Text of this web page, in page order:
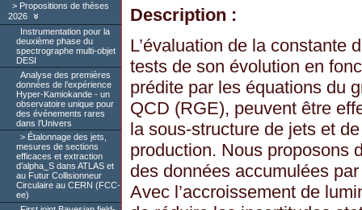
Propositions de thèses
2026
Instrumentation pour la
deuxième phase du
spectrographe multi-objet
DESI
Analyse des premières
données de l’expérience
Hyper-Kamiokande - un
observatoire unique pour
des événements rares
dans l’Univers
Étalonnage des jets,
mesures de sections
efficaces et extraction
d’alpha_S dans ATLAS et
au Futur Collisionneur
Circulaire au CERN (FCC-
ee)
Description :
L’évaluation de la constante
tests de son évolution en
prédite par les équations du
QCD (RGE), peuvent être
la sous-structure de jets et
production. Nous proposons
des données accumulées
Avec l’accroissement de